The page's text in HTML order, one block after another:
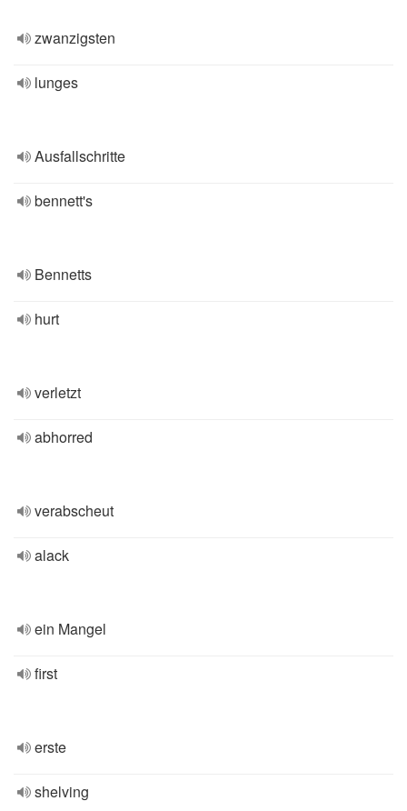
zwanzigsten
lunges
Ausfallschritte
bennett's
Bennetts
hurt
verletzt
abhorred
verabscheut
alack
ein Mangel
first
erste
shelving